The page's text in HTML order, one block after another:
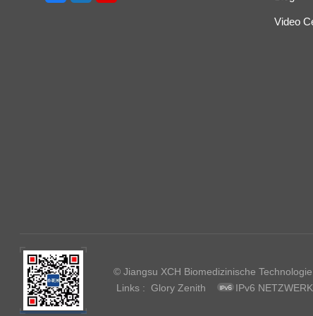
Video
© Jiangsu XCH Biomedizinische
Links :
Glory Zenith IPv6